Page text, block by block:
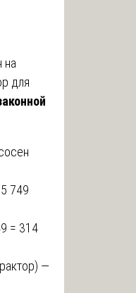
на
для
749
= 314
—